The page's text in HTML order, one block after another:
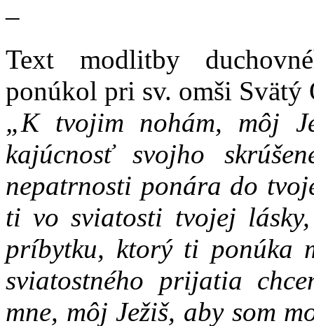
–
Text modlitby
ponúkol pri sv. omši Svätý
„K tvojim nohám, môj
kajúcnosť svojho
nepatrnosti ponára do
ti vo sviatosti tvojej
príbytku, ktorý ti ponúka
sviatostného prijatia
mne, môj Ježiš, aby som